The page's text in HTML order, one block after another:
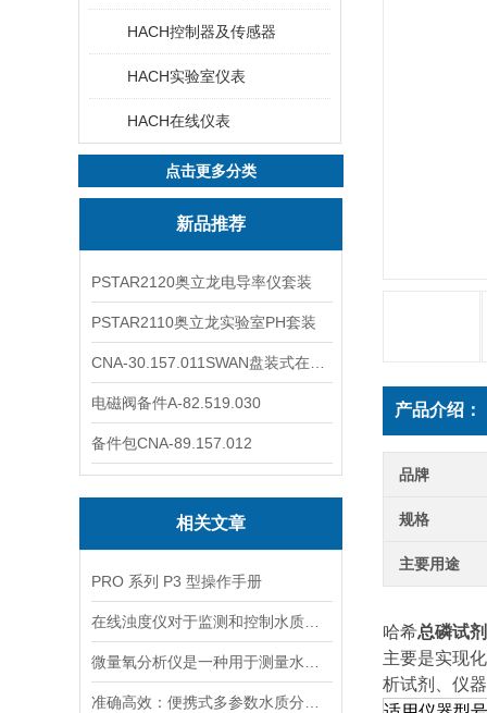
HACH控制器及传感器
HACH实验室仪表
HACH在线仪表
点击更多分类
新品推荐
PSTAR2120奥立龙电导率仪套装
PSTAR2110奥立龙实验室PH套装
电磁阀备件A-82.519.030
备件包CNA-89.157.012
相关文章
PRO 系列 P3 型操作手册
产品介绍：
品牌
规格
主要用途
哈希总磷试剂
主要是实现
析试剂、仪